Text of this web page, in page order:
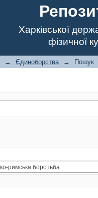
Харківської
фізичної
→ Єдиноборства → Пошук